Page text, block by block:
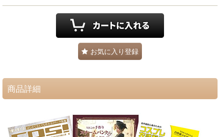
お気に入り登録
商品詳細